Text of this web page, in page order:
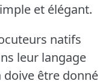
et élégant.
natifs
leur langage
doive être donné